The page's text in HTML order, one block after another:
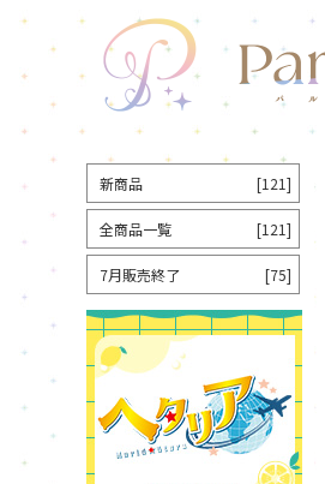
新商品 [121]
全商品一覧 [121]
7月販売終了 [75]